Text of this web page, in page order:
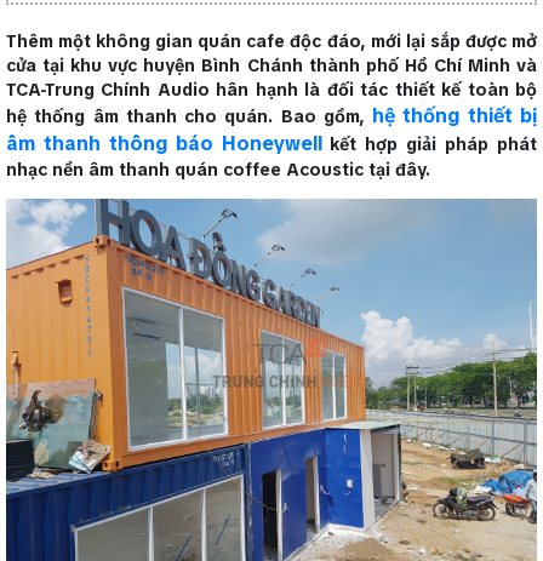
Thêm một không gian quán cafe độc đáo, mới lại sắp được mở
cửa tại khu vực huyện Bình Chánh thành phố Hồ Chí Minh và
TCA-Trung Chính Audio hân hạnh là đối tác thiết kế toàn bộ
hệ thống âm thanh cho quán. Bao gồm, hệ thống thiết bị
âm thanh thông báo Honeywell kết hợp giải pháp phát
nhạc nền âm thanh quán coffee Acoustic tại đây.